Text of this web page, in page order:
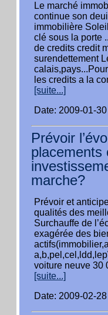
Le marché
continue son
immobilière
clé sous la porte
de credits credit
surendettement
les credits a la
[suite...]
Date: 2009-01-
Prévoir
placements
marche?
Prévoir et
qualités des
Surchauffe de
exagérée des
voiture neuve 30
[suite...]
Date: 2009-02-